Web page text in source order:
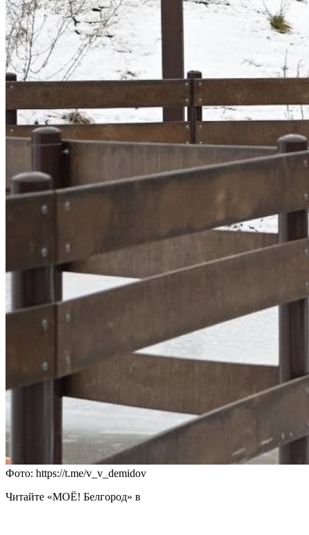
Фото: https://t.me/v_v_demidov
Читайте «МОЁ! Белгород» в